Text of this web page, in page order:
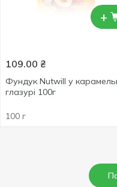
+
109.00 ₴
Фундук Nutwill у
глазурі 100г
100 г